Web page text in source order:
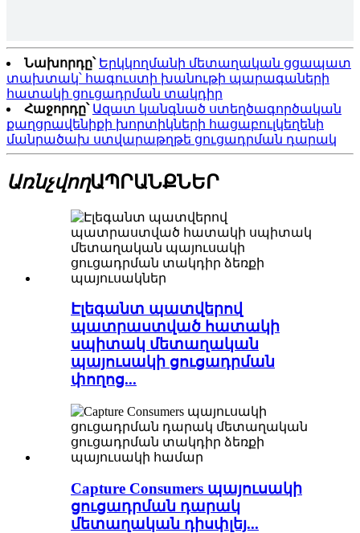
Նախորդը՝ Երկկողմանի մետաղական ցցապատ
տախտակ՝ հագուստի խանութի պարագաների
հատակի ցուցադրման տակդիր
Հաջորդը՝ Ազատ կանգնած ստեղծագործական
քաղցրավենիքի խորտիկների հացաբուլկեղենի
մանրածախ ստվարաթղթե ցուցադրման դարակ
ԱռնչվողԱՊՐԱՆՔՆԵՐ
Էլեգանտ պատվերով
պատրաստված հատակի
սպիտակ մետաղական
պայուսակի ցուցադրման
փողոց...
Capture Consumers պայուսակի
ցուցադրման դարակ
մետաղական դիսփլեյ...